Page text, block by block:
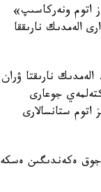
اتوم ونەركاسىپ»
الەمدىك نارىققا
نارىقتا ۋران
جوعارى
ستانسالارى
جوق ەكەندىگىن ەسكە